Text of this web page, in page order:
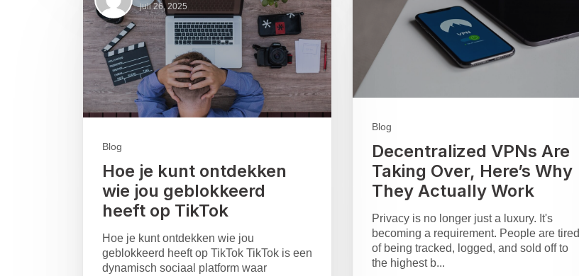
Blog
Decentralized VPNs Are
Taking Over, Here’s Why
They Actually Work
Privacy is no longer just a luxury. It's
becoming a requirement. People are tired
of being tracked, logged, and sold off to
the highest b...
juli 26, 2025
Blog
Hoe je kunt ontdekken
wie jou geblokkeerd
heeft op TikTok
Hoe je kunt ontdekken wie jou
geblokkeerd heeft op TikTok TikTok is een
dynamisch sociaal platform waar